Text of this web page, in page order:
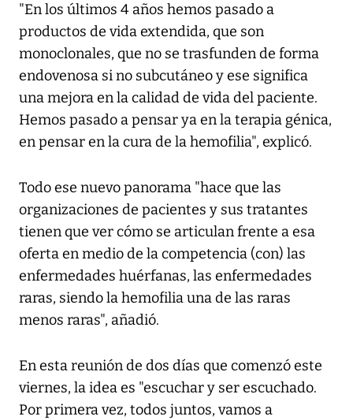
"En los últimos 4 años hemos pasado a
productos de vida extendida, que son
monoclonales, que no se trasfunden de forma
endovenosa si no subcutáneo y ese significa
una mejora en la calidad de vida del paciente.
Hemos pasado a pensar ya en la terapia génica,
en pensar en la cura de la hemofilia", explicó.
Todo ese nuevo panorama "hace que las
organizaciones de pacientes y sus tratantes
tienen que ver cómo se articulan frente a esa
oferta en medio de la competencia (con) las
enfermedades huérfanas, las enfermedades
raras, siendo la hemofilia una de las raras
menos raras", añadió.
En esta reunión de dos días que comenzó este
viernes, la idea es "escuchar y ser escuchado.
Por primera vez, todos juntos, vamos a